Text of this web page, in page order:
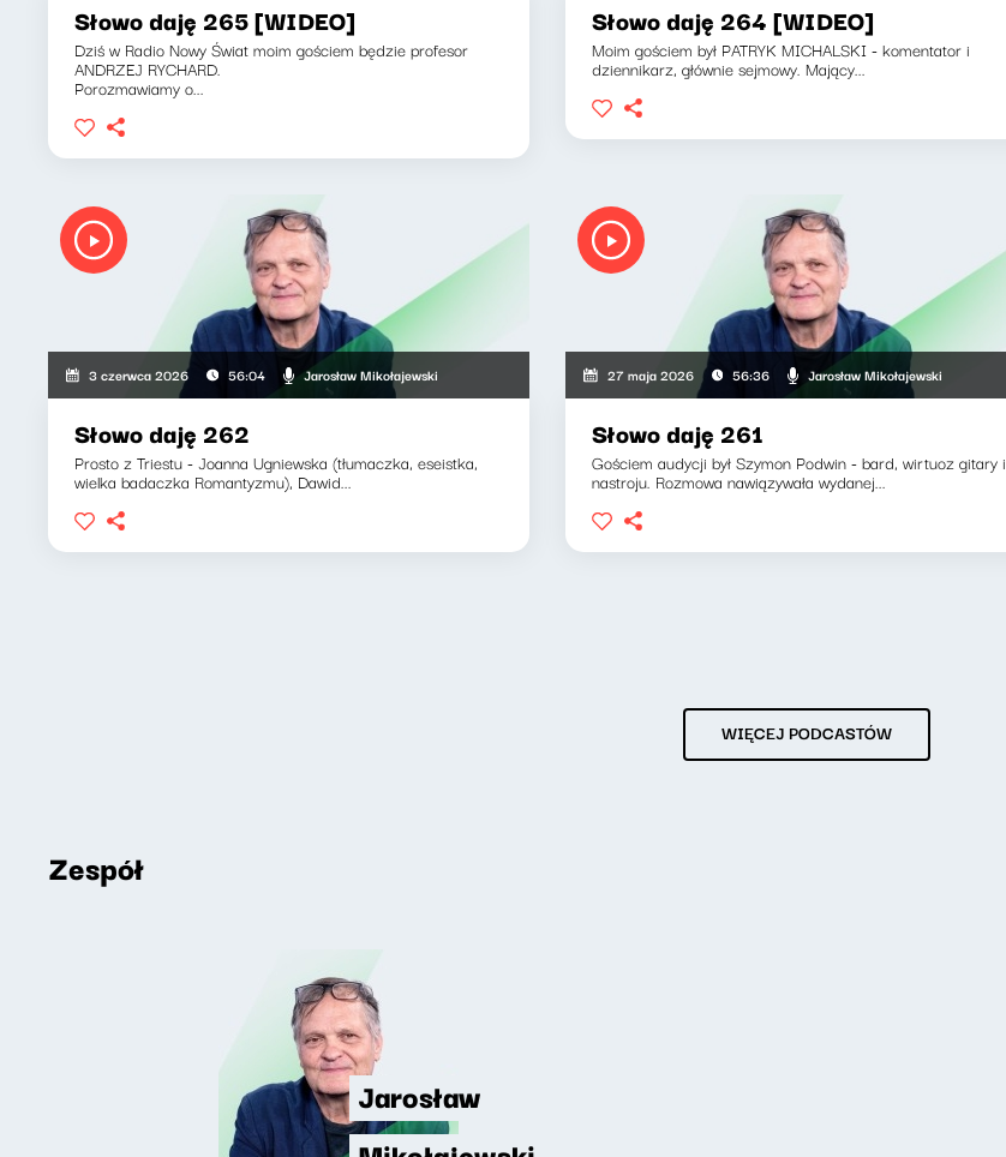
Słowo daję 265 [WIDEO]
Dziś w Radio Nowy Świat moim gościem będzie profesor
ANDRZEJ RYCHARD.
Porozmawiamy o...
Słowo daję 264 [WIDEO]
Moim gościem był PATRYK MICHALSKI - komentator i
dziennikarz, głównie sejmowy. Mający...
3 czerwca 2026 56:04 Jarosław Mikołajewski
Słowo daję 262
Prosto z Triestu - Joanna Ugniewska (tłumaczka, eseistka,
wielka badaczka Romantyzmu), Dawid...
27 maja 2026 56:36 Jarosław Mikołajewski
Słowo daję 261
Gościem audycji był Szymon Podwin - bard, wirtuoz gitary i
nastroju. Rozmowa nawiązywała wydanej...
WIĘCEJ PODCASTÓW
Zespół
Jarosław